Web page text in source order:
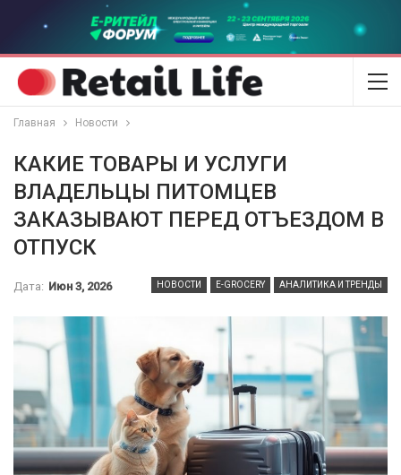
Главная Новости
КАКИЕ ТОВАРЫ И УСЛУГИ
ВЛАДЕЛЬЦЫ ПИТОМЦЕВ
ЗАКАЗЫВАЮТ ПЕРЕД ОТЪЕЗДОМ В
ОТПУСК
НОВОСТИ E-GROCERY АНАЛИТИКА И ТРЕНДЫ
Дата: Июн 3, 2026